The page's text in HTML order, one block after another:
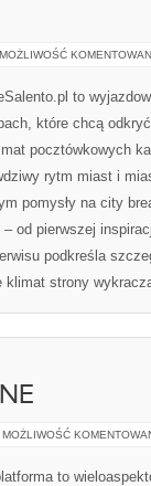
MOŻLIWOŚĆ
to
które chcą
pocztówkowych
rytm miast i
pomysły na city
– od pierwszej
podkreśla
klimat strony
MOŻLIWOŚĆ
to